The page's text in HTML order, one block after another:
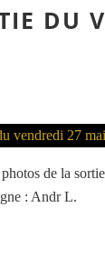
DU
de la
: Andr L.